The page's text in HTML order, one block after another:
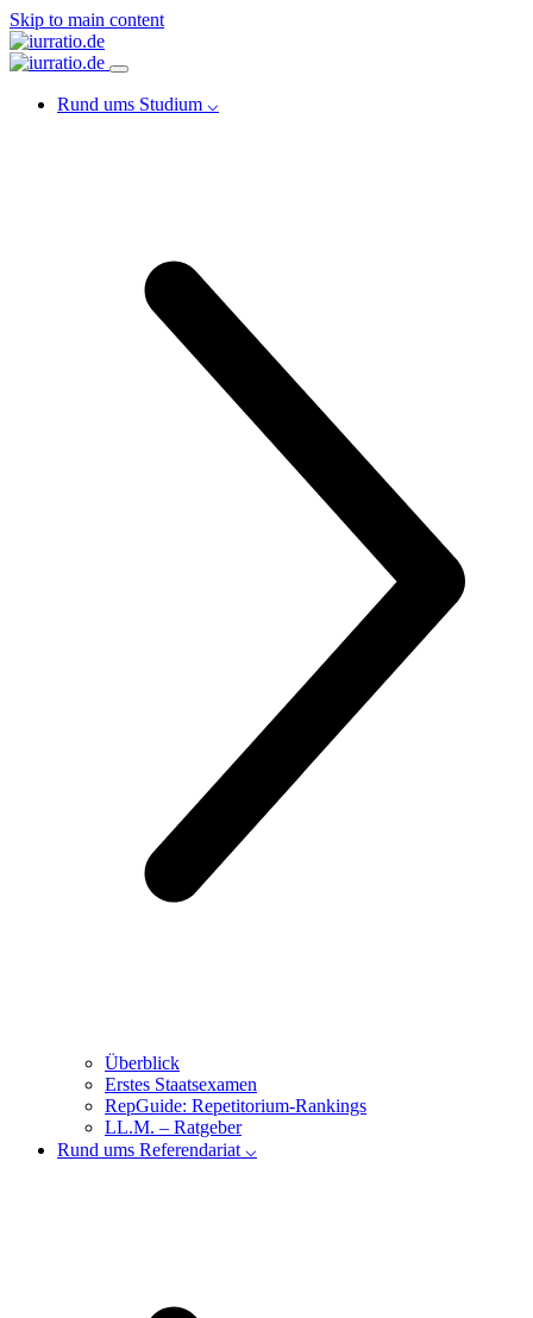
Skip to main content
Rund ums Studium ⌵
Überblick
Erstes Staatsexamen
RepGuide: Repetitorium-Rankings
LL.M. – Ratgeber
Rund ums Referendariat ⌵